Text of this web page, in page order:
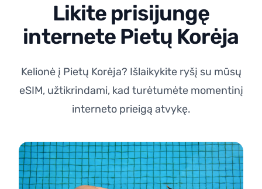
Likite prisijungę
internete Pietų Korėja
Kelionė į Pietų Korėja? Išlaikykite ryšį su mūsų
eSIM, užtikrindami, kad turėtumėte momentinį
interneto prieigą atvykę.